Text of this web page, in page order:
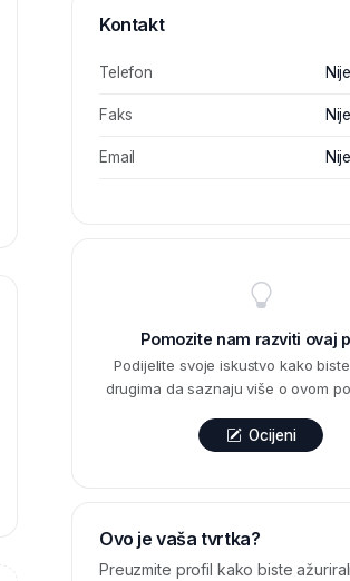
Kontakt
Telefon
Faks
Email
Pomozite nam razviti ovaj
Podijelite svoje iskustvo kako
drugima da saznaju više o ovom
Ocijeni
Ovo je vaša tvrtka?
Preuzmite profil kako biste ažurirali